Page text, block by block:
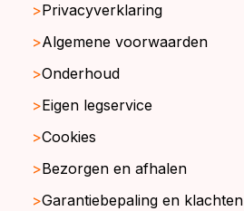
Privacyverklaring
Algemene voorwaarden
Onderhoud
Eigen legservice
Cookies
Bezorgen en afhalen
Garantiebepaling en klachten